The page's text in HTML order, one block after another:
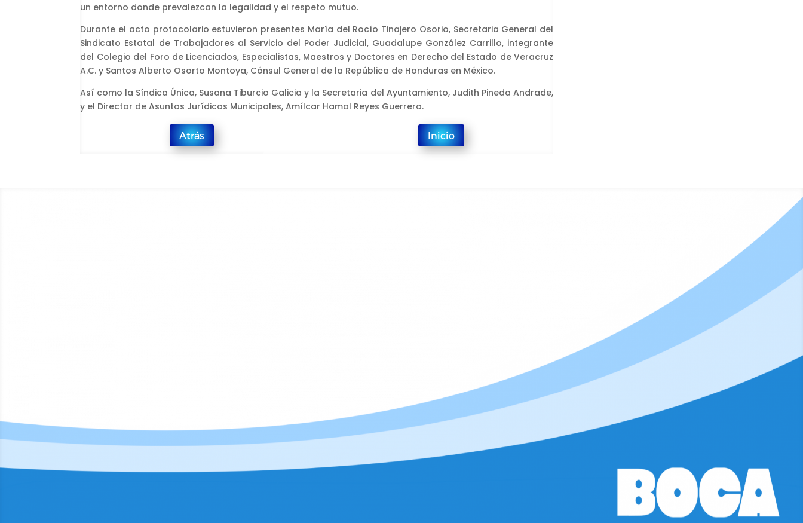
un entorno donde prevalezcan la legalidad y el respeto mutuo.
Durante el acto protocolario estuvieron presentes María del Rocío Tinajero Osorio, Secretaria General del
Sindicato Estatal de Trabajadores al Servicio del Poder Judicial, Guadalupe González Carrillo, integrante
del Colegio del Foro de Licenciados, Especialistas, Maestros y Doctores en Derecho del Estado de Veracruz
A.C. y Santos Alberto Osorto Montoya, Cónsul General de la República de Honduras en México.
Así como la Síndica Única, Susana Tiburcio Galicia y la Secretaria del Ayuntamiento, Judith Pineda Andrade,
y el Director de Asuntos Jurídicos Municipales, Amílcar Hamal Reyes Guerrero.
Atrás Inicio